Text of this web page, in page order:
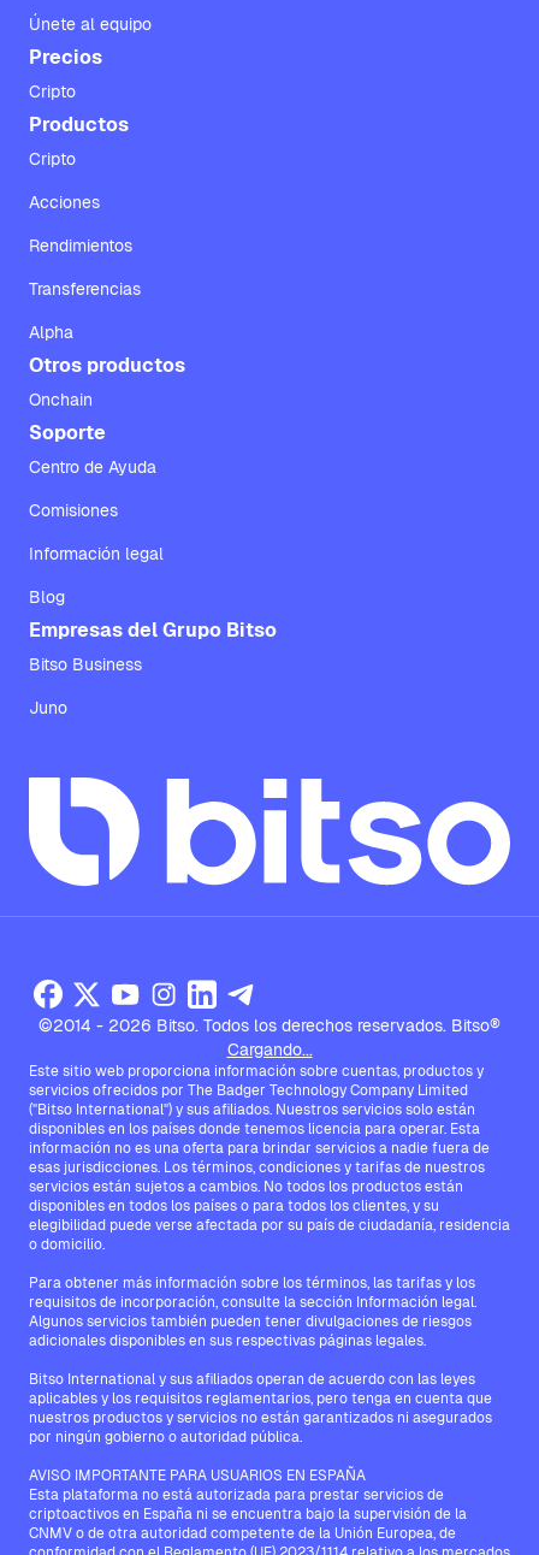
Únete al equipo
Precios
Cripto
Productos
Cripto
Acciones
Rendimientos
Transferencias
Alpha
Otros productos
Onchain
Soporte
Centro de Ayuda
Comisiones
Información legal
Blog
Empresas del Grupo Bitso
Bitso Business
Juno
©2014 - 2026 Bitso. Todos los derechos reservados. Bitso®
Cargando...
Este sitio web proporciona información sobre cuentas, productos y
servicios ofrecidos por The Badger Technology Company Limited
("Bitso International") y sus afiliados. Nuestros servicios solo están
disponibles en los países donde tenemos licencia para operar. Esta
información no es una oferta para brindar servicios a nadie fuera de
esas jurisdicciones. Los términos, condiciones y tarifas de nuestros
servicios están sujetos a cambios. No todos los productos están
disponibles en todos los países o para todos los clientes, y su
elegibilidad puede verse afectada por su país de ciudadanía, residencia
o domicilio.
Para obtener más información sobre los términos, las tarifas y los
requisitos de incorporación, consulte la sección Información legal.
Algunos servicios también pueden tener divulgaciones de riesgos
adicionales disponibles en sus respectivas páginas legales.
Bitso International y sus afiliados operan de acuerdo con las leyes
aplicables y los requisitos reglamentarios, pero tenga en cuenta que
nuestros productos y servicios no están garantizados ni asegurados
por ningún gobierno o autoridad pública.
AVISO IMPORTANTE PARA USUARIOS EN ESPAÑA
Esta plataforma no está autorizada para prestar servicios de
criptoactivos en España ni se encuentra bajo la supervisión de la
CNMV o de otra autoridad competente de la Unión Europea, de